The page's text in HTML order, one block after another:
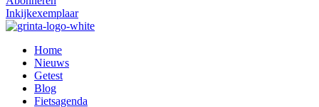
Inkijkexemplaar
Home
Nieuws
Getest
Blog
Fietsagenda